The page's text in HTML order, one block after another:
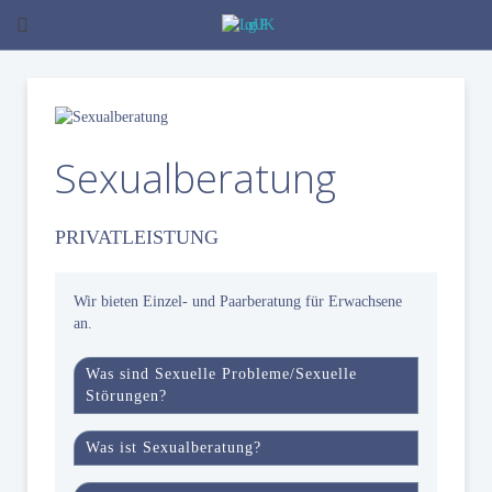
Sexualberatung
PRIVATLEISTUNG
Wir bieten Einzel- und Paarberatung für Erwachsene
an.
Was sind Sexuelle Probleme/Sexuelle
Störungen?
Das Ausleben von sexuellen Bedürfnissen ist ein
elementarer Baustein der eigenen Persönlichkeit.
Sexuelle Zufriedenheit wird von den meisten
Was ist Sexualberatung?